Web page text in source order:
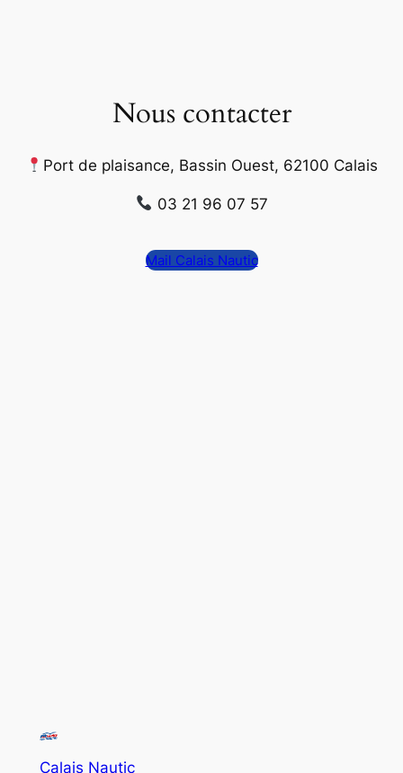
Nous contacter
Port de plaisance, Bassin Ouest, 62100 Calais
03 21 96 07 57
Mail Calais Nautic
Calais Nautic